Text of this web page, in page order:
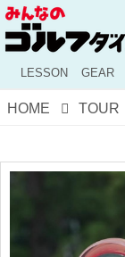
LESSON GEAR
HOME TOUR